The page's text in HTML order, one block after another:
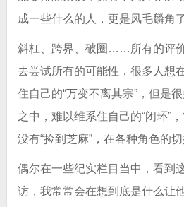
成一些什么的人，更是凤毛麟角了
斜杠、跨界、破圈……所有的评
去尝试所有的可能性，很多人想
住自己的“万变不离其宗”，但是
之中，难以维系住自己的“闭环”
没有“捡到芝麻”，在各种角色的
偶尔在一些纪实栏目当中，看到
访，我常常会在想到底是什么让